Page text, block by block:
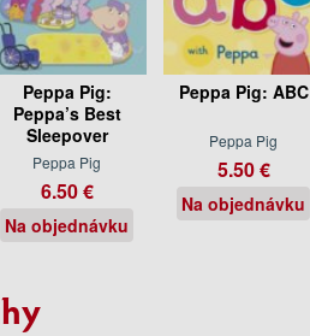
Peppa Pig:
Peppa’s Best
Sleepover
Peppa Pig
6.50 €
Na objednávku
Peppa Pig: ABC
Peppa Pig
5.50 €
Na objednávku